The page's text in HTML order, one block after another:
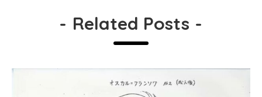
- Related Posts -